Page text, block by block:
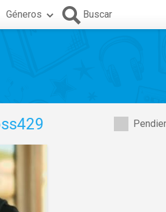
Géneros Buscar